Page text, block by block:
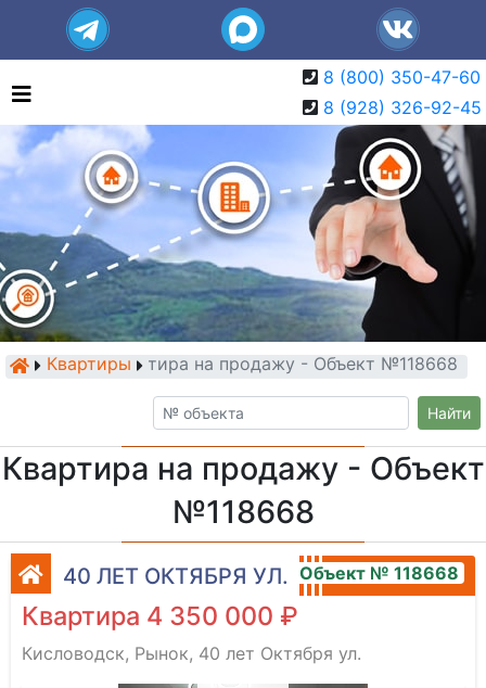
8 (800) 350-47-60
8 (928) 326-92-45
КвартирыКвартира на продажу - Объект №118668
Найти
Квартира на продажу - Объект
№118668
40 ЛЕТ ОКТЯБРЯ УЛ. Объект № 118668
Квартира 4 350 000 ₽
Кисловодск, Рынок, 40 лет Октября ул.